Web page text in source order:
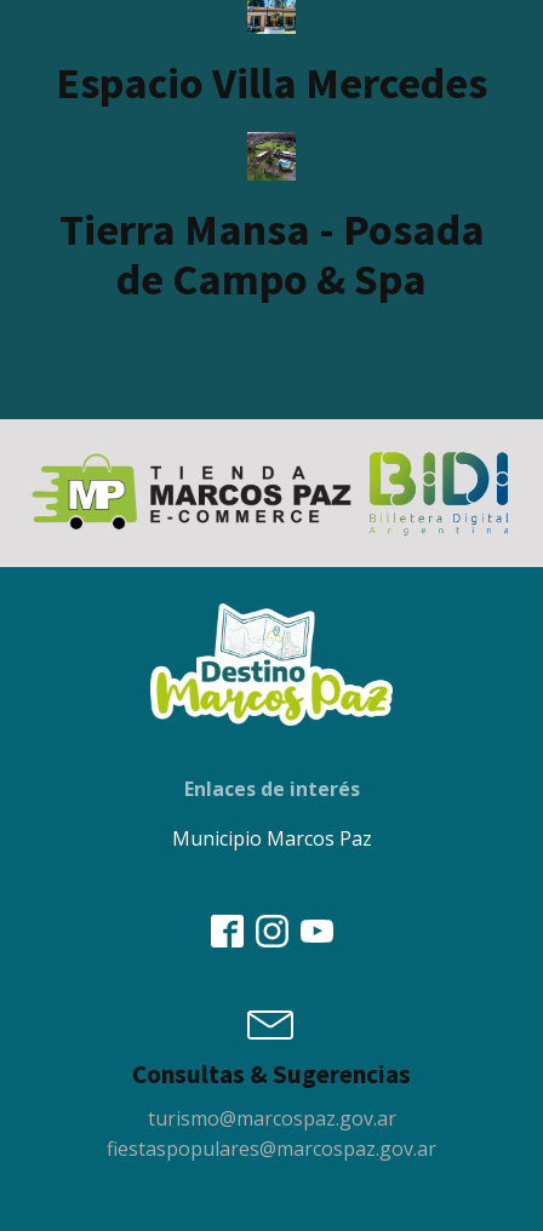
Espacio Villa Mercedes
Tierra Mansa - Posada
de Campo & Spa
Enlaces de interés
Municipio Marcos Paz
Consultas & Sugerencias
turismo@marcospaz.gov.ar
fiestaspopulares@marcospaz.gov.ar